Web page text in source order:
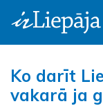
Ko darīt
vakarā ja